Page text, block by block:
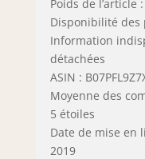
Poids de l’article
Disponibilité des
Information
détachées
ASIN :
Moyenne des
5 étoiles
Date de mise en
2019